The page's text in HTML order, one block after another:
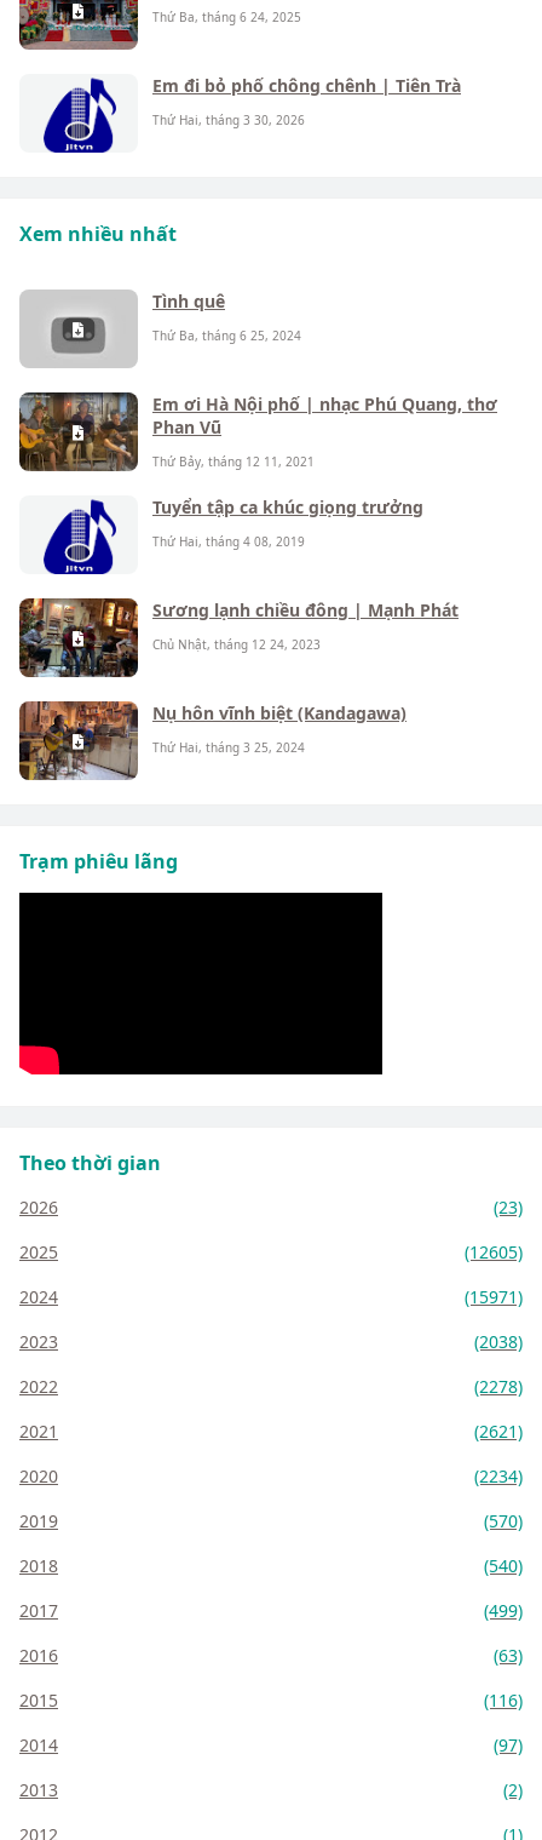
Thứ Ba, tháng 6 24, 2025
Em đi bỏ phố chông chênh | Tiên Trà
Thứ Hai, tháng 3 30, 2026
Xem nhiều nhất
Tình quê
Thứ Ba, tháng 6 25, 2024
Em ơi Hà Nội phố | nhạc Phú Quang, thơ
Phan Vũ
Thứ Bảy, tháng 12 11, 2021
Tuyển tập ca khúc giọng trưởng
Thứ Hai, tháng 4 08, 2019
Sương lạnh chiều đông | Mạnh Phát
Chủ Nhật, tháng 12 24, 2023
Nụ hôn vĩnh biệt (Kandagawa)
Thứ Hai, tháng 3 25, 2024
Trạm phiêu lãng
Theo thời gian
2026
(23)
2025
(12605)
2024
(15971)
2023
(2038)
2022
(2278)
2021
(2621)
2020
(2234)
2019
(570)
2018
(540)
2017
(499)
2016
(63)
2015
(116)
2014
(97)
2013
(2)
2012
(1)